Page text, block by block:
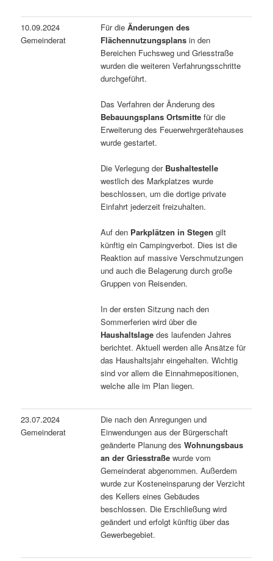
10.09.2024
Gemeinderat
Für dieÄnderungen des
Flächennutzungsplans in den
Bereichen Fuchsweg und Griesstraße
wurden die weiteren Verfahrungsschritte
durchgeführt.
Das Verfahren der Änderung des
Bebauungsplans Ortsmitte für die
Erweiterung des Feuerwehrgerätehauses
wurde gestartet.
Die Verlegung der Bushaltestelle
westlich des Markplatzes wurde
beschlossen, um die dortige private
Einfahrt jederzeit freizuhalten.
Auf den Parkplätzen in Stegen gilt
künftig ein Campingverbot. Dies ist die
Reaktion auf massive Verschmutzungen
und auch die Belagerung durch große
Gruppen von Reisenden.
In der ersten Sitzung nach den
Sommerferien wird über die
Haushaltslage des laufenden Jahres
berichtet. Aktuell werden alle Ansätze für
das Haushaltsjahr eingehalten. Wichtig
sind vor allem die Einnahmepositionen,
welche alle im Plan liegen.
23.07.2024
Gemeinderat
Die nach den Anregungen und
Einwendungen aus der Bürgerschaft
geänderte Planung desWohnungsbaus
an der Griesstraße wurde vom
Gemeinderat abgenommen. Außerdem
wurde zur Kosteneinsparung der Verzicht
des Kellers eines Gebäudes
beschlossen. Die Erschließung wird
geändert und erfolgt künftig über das
Gewerbegebiet.